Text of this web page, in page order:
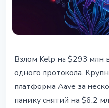
Aave упал на
вызвал панику
млрд в DeFi
Взлом Kelp на $293 млн
одного протокола.
платформа Aave за
панику снятий на $6.2